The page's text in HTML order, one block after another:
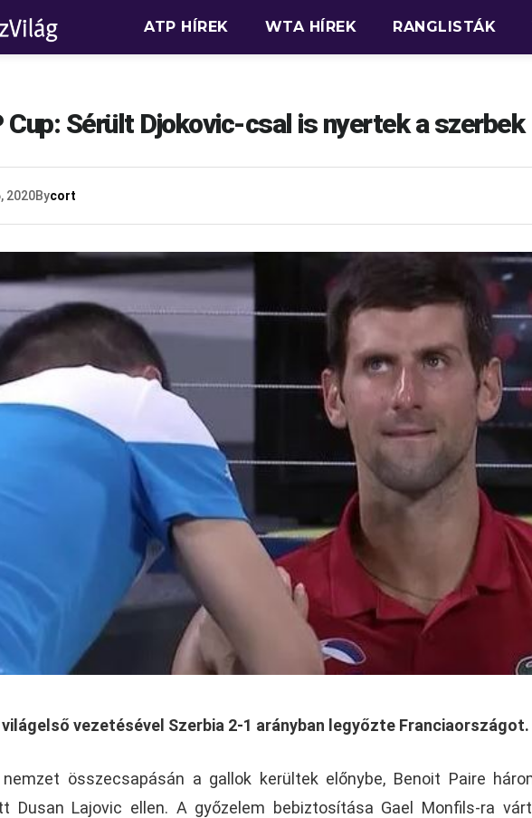
ATP HÍREK WTA HÍREK RANGLISTÁK
Cup: Sérült Djokovic-csal is nyertek a szerbek
2020Bycort
vezetésével Szerbia 2-1 arányban legyőzte Franciaországot.
összecsapásán a gallok kerültek előnybe, Benoit Paire
Dusan Lajovic ellen. A győzelem bebiztosítása Gael Monfils-ra